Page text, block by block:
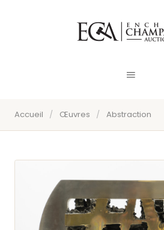
Accueil / Œuvres / Abstraction